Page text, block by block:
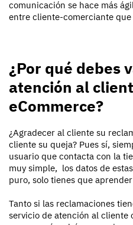
comunicación se hace más
entre cliente-comerciante
¿Por qué debes
atención al
eCommerce?
¿Agradecer al cliente su
cliente su queja? Pues sí,
usuario que contacta con la
muy simple, los datos de
puro, solo tienes que
Tanto si las reclamaciones
servicio de atención al cliente